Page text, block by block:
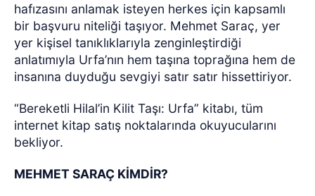
hafızasını anlamak isteyen herkes için kapsamlı
bir başvuru niteliği taşıyor. Mehmet Saraç, yer
yer kişisel tanıklıklarıyla zenginleştirdiği
anlatımıyla Urfa’nın hem taşına toprağına hem de
insanına duyduğu sevgiyi satır satır hissettiriyor.
“Bereketli Hilal’in Kilit Taşı: Urfa” kitabı, tüm
internet kitap satış noktalarında okuyucularını
bekliyor.
MEHMET SARAÇ KİMDİR?